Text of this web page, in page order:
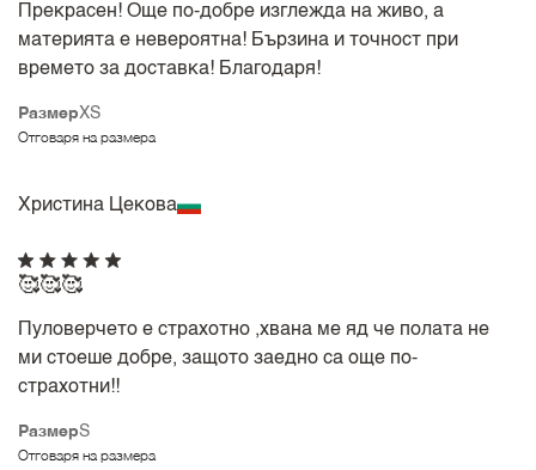
РазмерXS
Отговаря на размера
Прекрасен! Още по-добре изглежда на живо, а
материята е невероятна! Бързина и точност при
времето за доставка! Благодаря!
Христина Цекова
РазмерS
Отговаря на размера
🥰🥰🥰
Пуловерчето е страхотно ,хвана ме яд че полата не
ми стоеше добре, защото заедно са още по-
страхотни!!